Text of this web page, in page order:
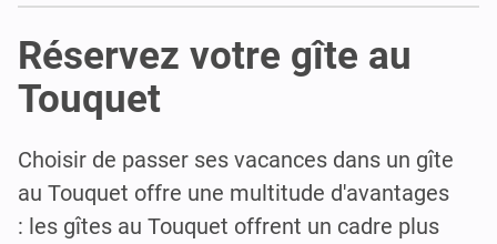
Réservez votre gîte au
Touquet
Choisir de passer ses vacances dans un gîte
au Touquet offre une multitude d'avantages
: les gîtes au Touquet offrent un cadre plus